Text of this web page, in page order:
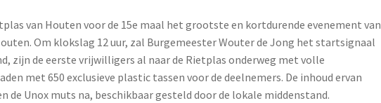
van Houten voor de 15e maal het grootste en kortdurende evenement van
Om klokslag 12 uur, zal Burgemeester Wouter de Jong het startsignaal
zijn de eerste vrijwilligers al naar de Rietplas onderweg met volle
met 650 exclusieve plastic tassen voor de deelnemers. De inhoud ervan
de Unox muts na, beschikbaar gesteld door de lokale middenstand.